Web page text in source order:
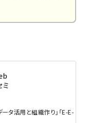
ミ
ータ活用と組織作り」「E-E-